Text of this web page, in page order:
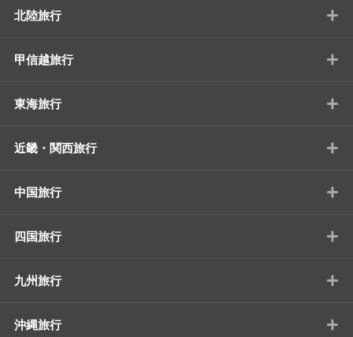
北陸旅行 +
甲信越旅行 +
東海旅行 +
近畿・関西旅行 +
中国旅行 +
四国旅行 +
九州旅行 +
沖縄旅行 +